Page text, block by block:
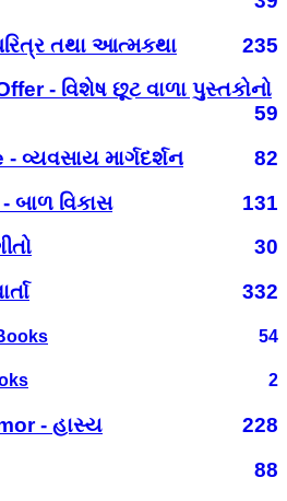
તથા આત્મકથા
235
- વિશેષ છૂટ વાળા પુસ્તકોનો
59
વ્યવસાય માર્ગદર્શન
82
બાળ વિકાસ
131
30
332
54
2
- હાસ્ય
228
88